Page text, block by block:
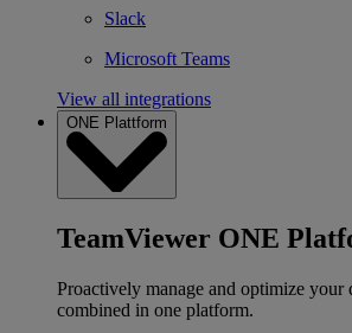
Slack
Microsoft Teams
View all integrations
ONE Plattform
TeamViewer ONE
Proactively manage and optimize
combined in one platform.